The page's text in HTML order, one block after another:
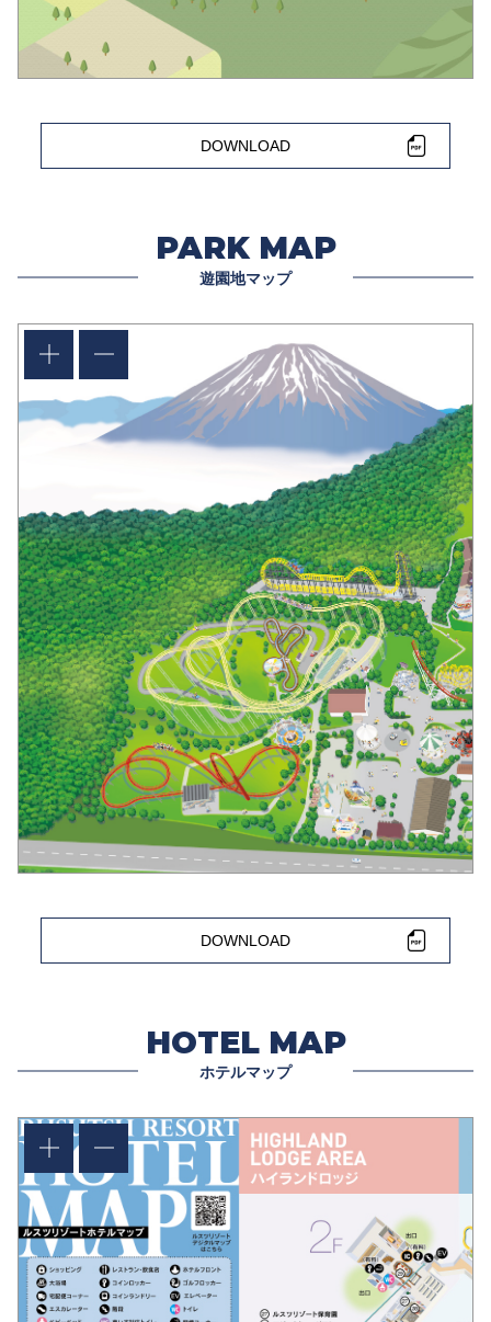
DOWNLOAD
PARK MAP
遊園地マップ
DOWNLOAD
HOTEL MAP
ホテルマップ